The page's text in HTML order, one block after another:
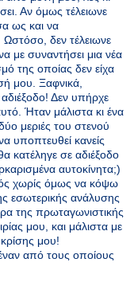
Αν όμως τέλειωνε
ως και να
δεν τέλειωνε
με συναντήσει μια νέα
της οποίας δεν είχα
μου. Ξαφνικά,
Δεν υπήρχε
Ήταν μάλιστα κι ένα
μεριές του στενού
υποπτευθεί κανείς
κατέληγε σε αδιέξοδο
αυτοκίνητα;)
χωρίς όμως να κόψω
εσωτερικής ανάλυσης
της πρωταγωνιστικής
μου, και μάλιστα με
μου!
από τους οποίους